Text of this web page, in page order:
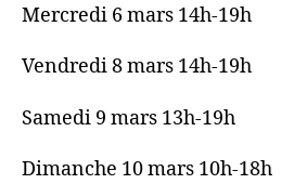
Mercredi 6 mars 14h-19h
Vendredi 8 mars 14h-19h
Samedi 9 mars 13h-19h
Dimanche 10 mars 10h-18h